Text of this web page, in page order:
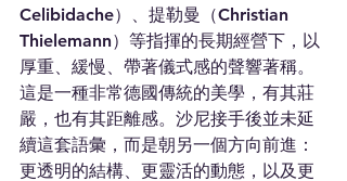
Celibidache）、提勒曼（Christian
Thielemann）等指揮的長期經營下，以
厚重、緩慢、帶著儀式感的聲響著稱。
這是一種非常德國傳統的美學，有其莊
嚴，也有其距離感。沙尼接手後並未延
續這套語彙，而是朝另一個方向前進：
更透明的結構、更靈活的動態，以及更